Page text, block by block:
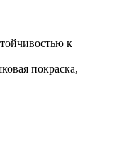
к
покраска,